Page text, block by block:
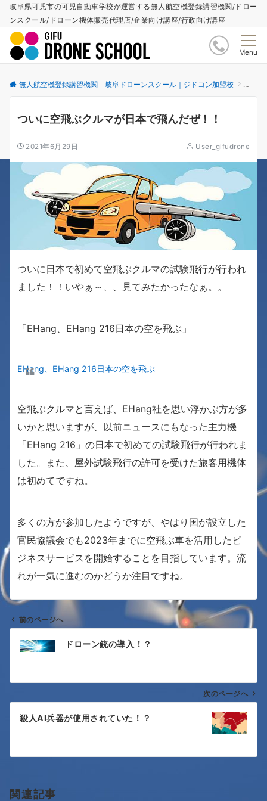
岐阜県可児市の可児自動車学校が運営する無人航空機登録講習機関/ドロー
ンスクール/ドローン機体販売代理店/企業向け講座/行政向け講座
Menu
無人航空機登録講習機関 岐阜ドローンスクール｜ジドコン加盟校 更新
ついに空飛ぶクルマが日本で飛んだぜ！！
2021年6月29日 User_gifudrone
ついに日本で初めて空飛ぶクルマの試験飛行が行われ
ました！！いやぁ～、、見てみたかったなぁ。。
「EHang、EHang 216日本の空を飛ぶ」
EHang、EHang 216日本の空を飛ぶ
空飛ぶクルマと言えば、EHang社を思い浮かぶ方が多
いかと思いますが、以前ニュースにもなった主力機
「EHang 216」の日本で初めての試験飛行が行われま
した。また、屋外試験飛行の許可を受けた旅客用機体
は初めてですね。
多くの方が参加したようですが、やはり国が設立した
官民協議会でも2023年までに空飛ぶ車を活用したビ
ジネスサービスを開始することを目指しています。流
れが一気に進むのかどうか注目ですね。
投
ナ
ビ
ゲ
シ
前のページへ
ドローン銃の導入！？
次のページへ
殺人AI兵器が使用されていた！？
関連記事